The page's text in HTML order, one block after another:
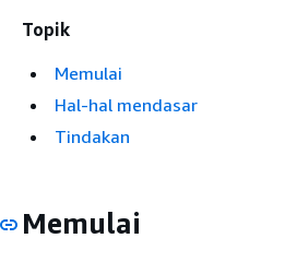
Topik
Memulai
Hal-hal mendasar
Tindakan
Memulai